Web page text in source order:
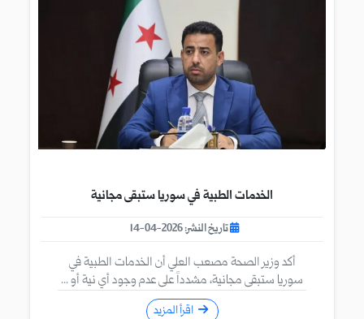
الخدمات الطبية في سوريا ستبقى مجانية
تاريخ النشر: 2026-04-14
أكد وزير الصحة مصعب العلي أن الخدمات الطبية في
سوريا ستبقى مجانية، مشدداً على عدم وجود أي نية أو ...
اقرأ المزيد